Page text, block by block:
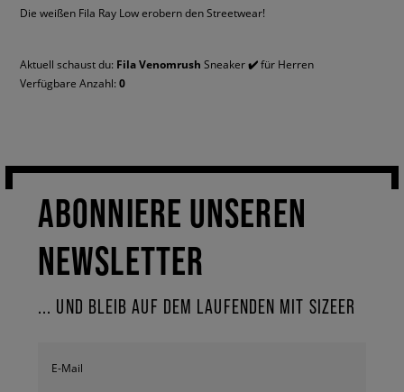
Die weißen Fila Ray Low erobern den Streetwear!
Aktuell schaust du: Fila Venomrush Sneaker✔️für Herren
Verfügbare Anzahl: 0
ABONNIERE UNSEREN
NEWSLETTER
... UND BLEIB AUF DEM LAUFENDEN MIT SIZEER
E-Mail